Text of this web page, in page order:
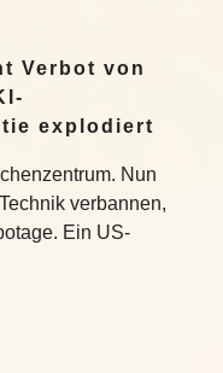
Verbot von
explodiert
Nun
verbannen,
Ein US-